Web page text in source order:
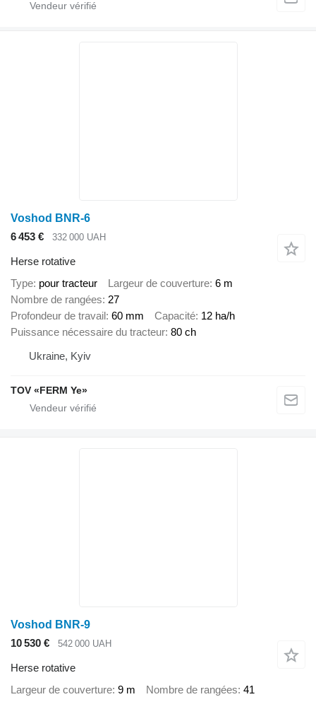
Voshod BNR-6
6 453 €
332 000 UAH
Herse rotative
Type pour tracteur Largeur de couverture 6 m
Nombre de rangées 27
Profondeur de travail 60 mm Capacité 12 ha/h
Puissance nécessaire du tracteur 80 ch
Ukraine, Kyiv
TOV «FERM Ye»
Voshod BNR-9
10 530 €
542 000 UAH
Herse rotative
Largeur de couverture 9 m Nombre de rangées 41